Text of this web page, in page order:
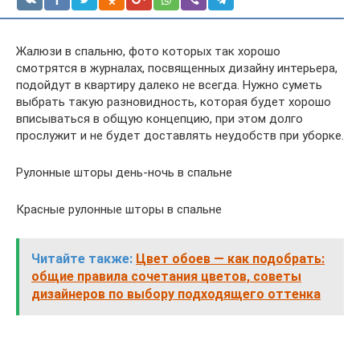
Жалюзи в спальню, фото которых так хорошо
смотрятся в журналах, посвященных дизайну интерьера,
подойдут в квартиру далеко не всегда. Нужно суметь
выбрать такую разновидность, которая будет хорошо
вписываться в общую концепцию, при этом долго
прослужит и не будет доставлять неудобств при уборке.
Рулонные шторы день-ночь в спальне
Красные рулонные шторы в спальне
Читайте также: Цвет обоев — как подобрать:
общие правила сочетания цветов, советы
дизайнеров по выбору подходящего оттенка